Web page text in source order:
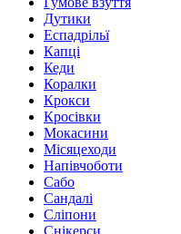
Дутики
Еспадрільї
Капці
Кеди
Коралки
Крокси
Кросівки
Мокасини
Місяцеходи
Напівчоботи
Сабо
Сандалі
Сліпони